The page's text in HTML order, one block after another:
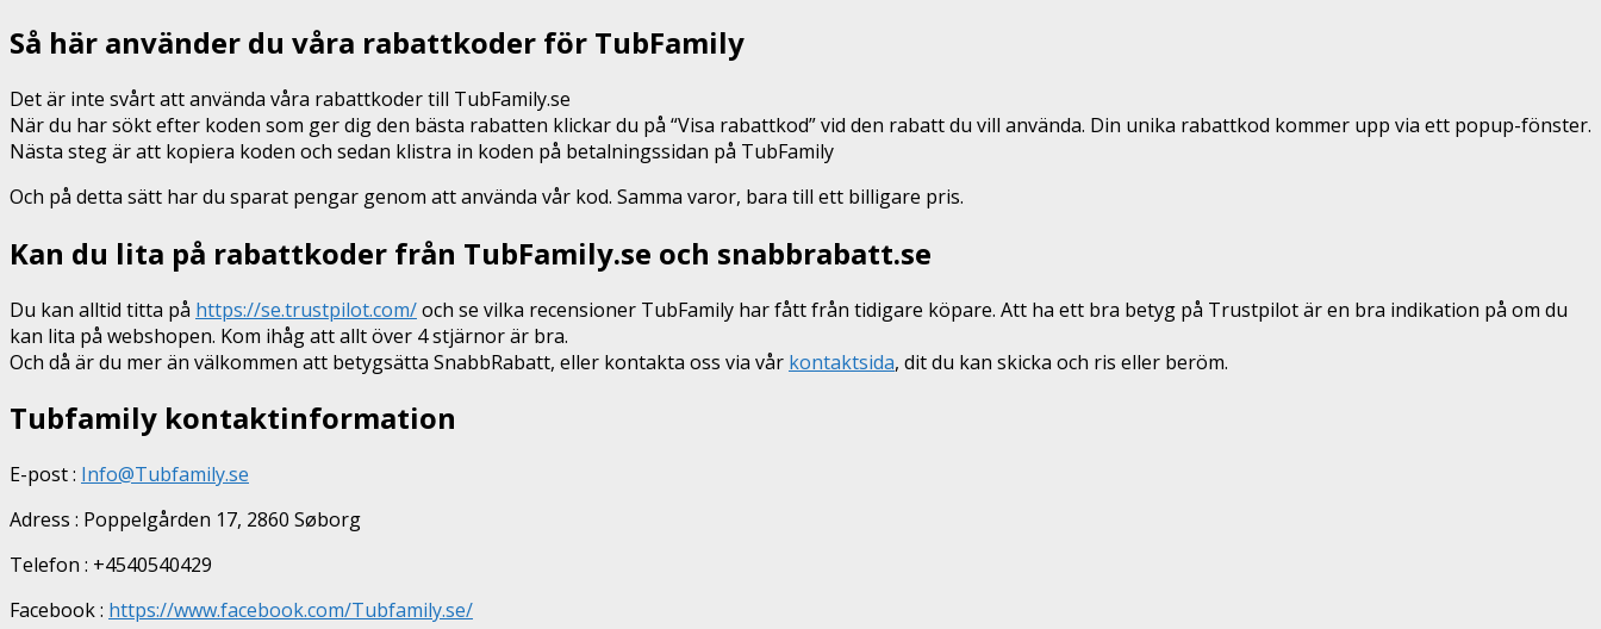
Så här använder du våra rabattkoder för TubFamily
Det är inte svårt att använda våra rabattkoder till TubFamily.se
När du har sökt efter koden som ger dig den bästa rabatten klickar du på “Visa rabattkod” vid den rabatt du vill använda. Din unika rabattkod kommer upp via ett popup-fönster.
Nästa steg är att kopiera koden och sedan klistra in koden på betalningssidan på TubFamily
Och på detta sätt har du sparat pengar genom att använda vår kod. Samma varor, bara till ett billigare pris.
Kan du lita på rabattkoder från TubFamily.se och snabbrabatt.se
Du kan alltid titta på https://se.trustpilot.com/och se vilka recensioner TubFamily har fått från tidigare köpare. Att ha ett bra betyg på Trustpilot är en bra indikation på om du
kan lita på webshopen. Kom ihåg att allt över 4 stjärnor är bra.
Och då är du mer än välkommen att betygsätta SnabbRabatt, eller kontakta oss via vår kontaktsida, dit du kan skicka och ris eller beröm.
Tubfamily kontaktinformation
E-post : Info@Tubfamily.se
Adress : Poppelgården 17, 2860 Søborg
Telefon : +4540540429
Facebook : https://www.facebook.com/Tubfamily.se/